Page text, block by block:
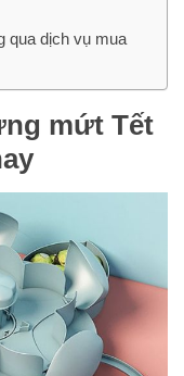
qua dịch vụ mua
mứt Tết